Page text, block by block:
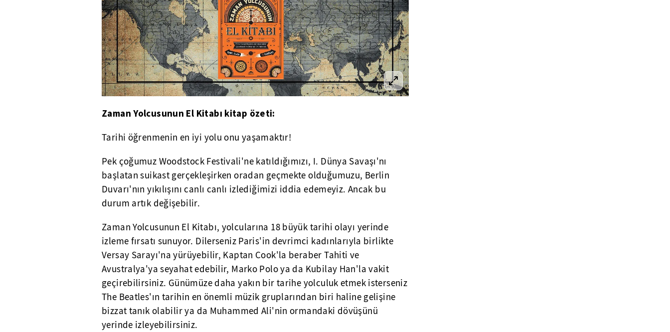
Zaman Yolcusunun El Kitabı kitap özeti:
Tarihi öğrenmenin en iyi yolu onu yaşamaktır!
Pek çoğumuz Woodstock Festivali'ne katıldığımızı, I. Dünya Savaşı'nı
başlatan suikast gerçekleşirken oradan geçmekte olduğumuzu, Berlin
Duvarı'nın yıkılışını canlı canlı izlediğimizi iddia edemeyiz. Ancak bu
durum artık değişebilir.
Zaman Yolcusunun El Kitabı, yolcularına 18 büyük tarihi olayı yerinde
izleme fırsatı sunuyor. Dilerseniz Paris'in devrimci kadınlarıyla birlikte
Versay Sarayı'na yürüyebilir, Kaptan Cook'la beraber Tahiti ve
Avustralya'ya seyahat edebilir, Marko Polo ya da Kubilay Han'la vakit
geçirebilirsiniz. Günümüze daha yakın bir tarihe yolculuk etmek isterseniz
The Beatles'ın tarihin en önemli müzik gruplarından biri haline gelişine
bizzat tanık olabilir ya da Muhammed Ali'nin ormandaki dövüşünü
yerinde izleyebilirsiniz.